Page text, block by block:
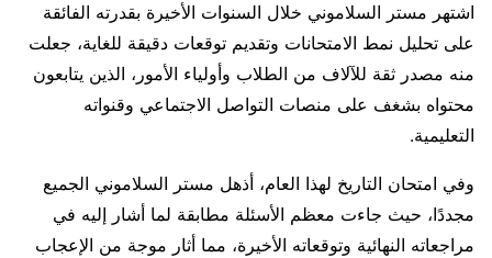
اشتهر مستر السلاموني خلال السنوات الأخيرة بقدرته الفائقة
على تحليل نمط الامتحانات وتقديم توقعات دقيقة للغاية، جعلت
منه مصدر ثقة للآلاف من الطلاب وأولياء الأمور، الذين يتابعون
محتواه بشغف على منصات التواصل الاجتماعي وقنواته
التعليمية.
وفي امتحان التاريخ لهذا العام، أذهل مستر السلاموني الجميع
مجددًا، حيث جاءت معظم الأسئلة مطابقة لما أشار إليه في
مراجعاته النهائية وتوقعاته الأخيرة، مما أثار موجة من الإعجاب